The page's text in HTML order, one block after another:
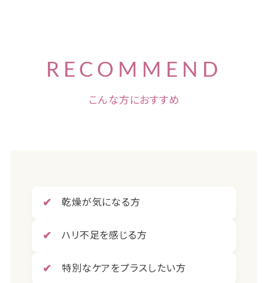
RECOMMEND
こんな方におすすめ
乾燥が気になる方
ハリ不足を感じる方
特別なケアをプラスしたい方